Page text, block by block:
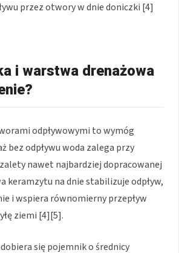
przez otwory w dnie doniczki [4]
i warstwa drenażowa
odpływowymi to wymóg
bez odpływu woda zalega przy
nawet najbardziej dopracowanej
keramzytu na dnie stabilizuje odpływ,
i wspiera równomierny przepływ
ziemi [4][5].
się pojemnik o średnicy